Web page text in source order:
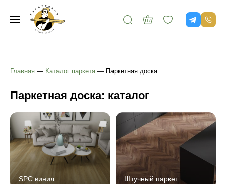
Главная — Каталог паркета — Паркетная доска
Паркетная доска: каталог
SPC винил Штучный паркет